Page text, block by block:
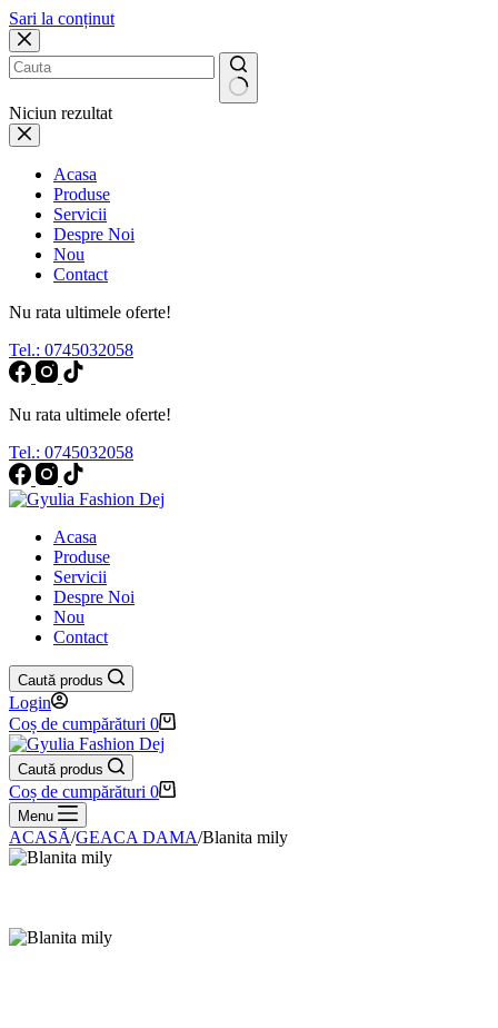
Sari la conținut
Niciun rezultat
Acasa
Produse
Servicii
Despre Noi
Nou
Contact
Nu rata ultimele oferte!
Tel.: 0745032058
Nu rata ultimele oferte!
Tel.: 0745032058
Acasa
Produse
Servicii
Despre Noi
Nou
Contact
Caută produs
Login
Coș de cumpărături 0
Caută produs
Coș de cumpărături 0
Menu
ACASĂ/GEACA DAMA/Blanita mily